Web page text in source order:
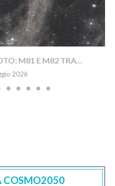
M81 E M82 TRA...
2026
COSMO2050